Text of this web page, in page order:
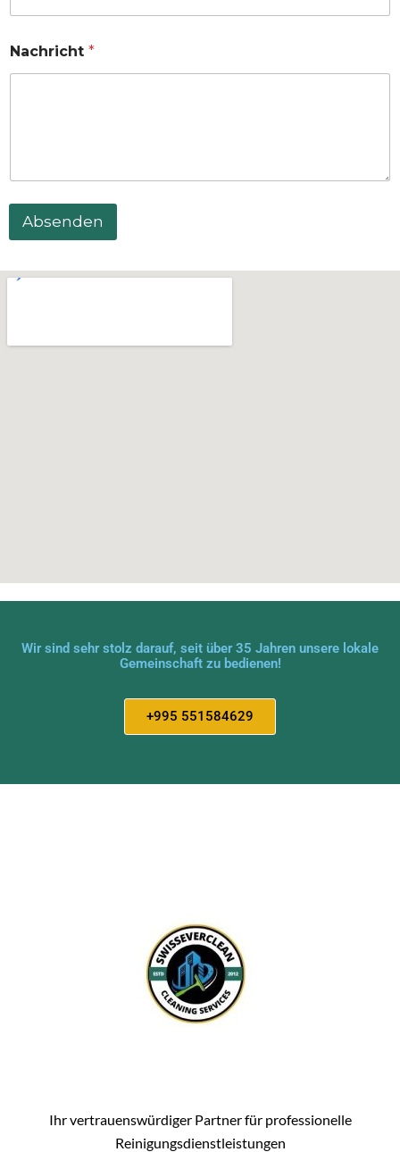
Nachricht *
Absenden
Wir sind sehr stolz darauf, seit über 35 Jahren unsere lokale
Gemeinschaft zu bedienen!
+995 551584629
Ihr vertrauenswürdiger Partner für professionelle
Reinigungsdienstleistungen